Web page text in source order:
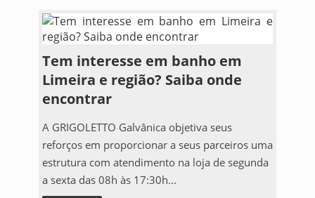
Tem interesse em banho em
Limeira e região? Saiba onde
encontrar
A GRIGOLETTO Galvânica objetiva seus
reforços em proporcionar a seus parceiros uma
estrutura com atendimento na loja de segunda
a sexta das 08h às 17:30h...